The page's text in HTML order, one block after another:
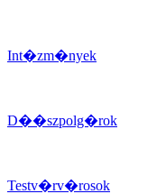
Int�zm�nyek
D��szpolg�rok
Testv�rv�rosok